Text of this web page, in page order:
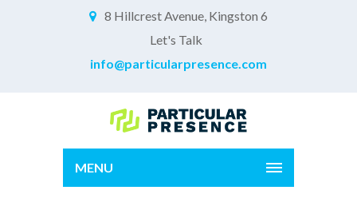
8 Hillcrest Avenue, Kingston 6
Let's Talk
info@particularpresence.com
MENU